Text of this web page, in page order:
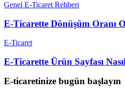
Genel E-Ticaret Rehberi
E-Ticarette Dönüşüm Oranı
E-Ticaret
E-Ticarette Ürün Sayfası
E-ticaretinize bugün başlayın